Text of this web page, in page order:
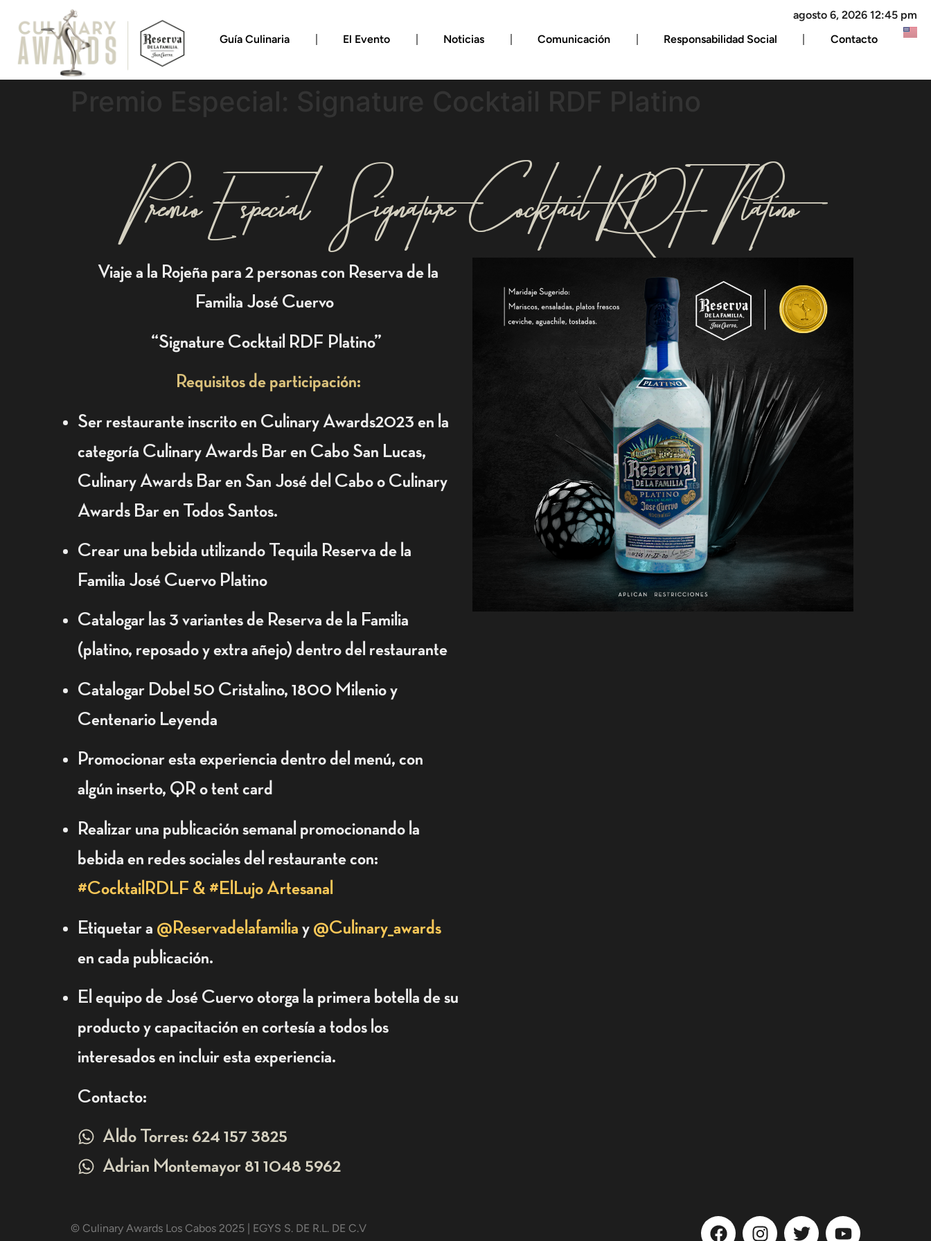
agosto 6, 2026 12:45 pm
Guía Culinaria
El Evento Noticias Comunicación Responsabilidad Social Contacto
Premio Especial: Signature Cocktail RDF Platino
Viaje a la Rojeña para 2 personas con Reserva de la
Familia José Cuervo
“Signature Cocktail RDF Platino”
Requisitos de participación:
Ser restaurante inscrito en Culinary Awards2023 en la
categoría Culinary Awards Bar en Cabo San Lucas,
Culinary Awards Bar en San José del Cabo o Culinary
Awards Bar en Todos Santos.
Crear una bebida utilizando Tequila Reserva de la
Familia José Cuervo Platino
Catalogar las 3 variantes de Reserva de la Familia
(platino, reposado y extra añejo) dentro del restaurante
Catalogar Dobel 50 Cristalino, 1800 Milenio y
Centenario Leyenda
Promocionar esta experiencia dentro del menú, con
algún inserto, QR o tent card
Realizar una publicación semanal promocionando la
bebida en redes sociales del restaurante con:
#CocktailRDLF & #ElLujo Artesanal
Etiquetar a @Reservadelafamilia y @Culinary_awards
en cada publicación.
El equipo de José Cuervo otorga la primera botella de su
producto y capacitación en cortesía a todos los
interesados en incluir esta experiencia.
Contacto:
Aldo Torres: 624 157 3825
Adrian Montemayor 81 1048 5962
© Culinary Awards Los Cabos 2025 | EGYS S. DE R.L. DE C.V